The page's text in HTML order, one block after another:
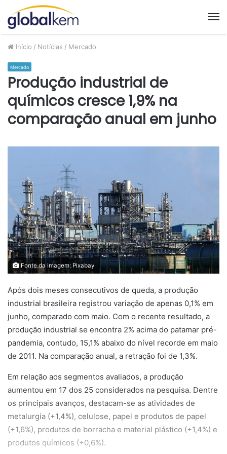
Início / Notícias / Mercado
Mercado
Produção industrial de
químicos cresce 1,9% na
comparação anual em junho
Fonte da Imagem: Pixabay
Após dois meses consecutivos de queda, a produção
industrial brasileira registrou variação de apenas 0,1% em
junho, comparado com maio. Com o recente resultado, a
produção industrial se encontra 2% acima do patamar pré-
pandemia, contudo, 15,1% abaixo do nível recorde em maio
de 2011. Na comparação anual, a retração foi de 1,3%.
Em relação aos segmentos avaliados, a produção
aumentou em 17 dos 25 considerados na pesquisa. Dentre
os principais avanços, destacam-se as atividades de
metalurgia (+1,4%), celulose, papel e produtos de papel
(+1,6%), produtos de borracha e material plástico (+1,4%) e
produtos químicos (+0,6%).